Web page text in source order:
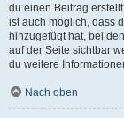
du einen Beitrag
ist auch möglich, dass
hinzugefügt hat, bei
auf der Seite sichtbar
du weitere
Nach oben